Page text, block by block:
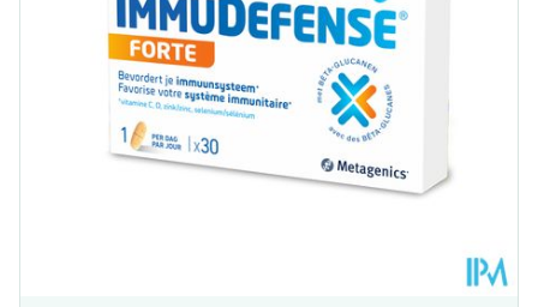
Verpakking
Dieetbeperkingen
Kamertemperatuur (15°C -
25°C)